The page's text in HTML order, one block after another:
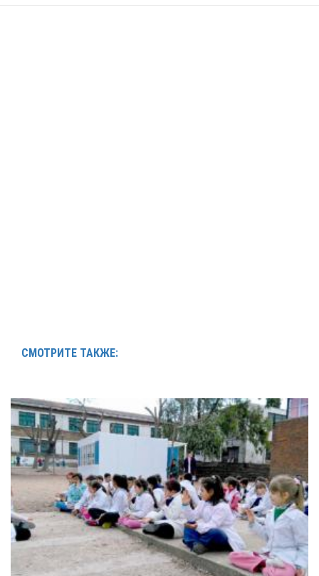
СМОТРИТЕ ТАКЖЕ: